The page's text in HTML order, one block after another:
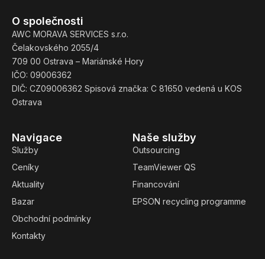
Naše služby
Outsourcing
TeamViewer QS
Financování
EPSON recycling programme
Navigace
Služby
Ceníky
Aktuality
Bazar
Obchodní podmínky
Kontakty
O společnosti
AWC MORAVA SERVICES s.r.o.
Čelakovského 2055/4
709 00 Ostrava – Mariánské Hory
IČO: 09006362
DIČ: CZ09006362 Spisová značka: C 81650 vedená u KOS
Ostrava